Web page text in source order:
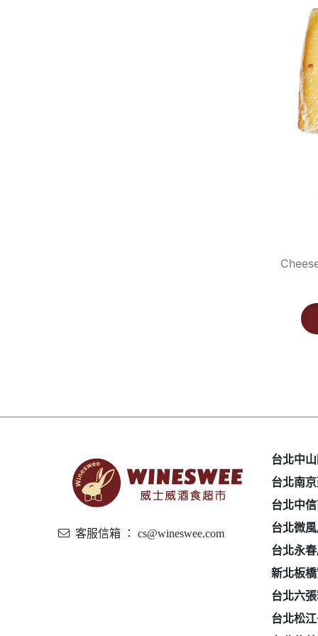
客服信箱 ： cs@wineswee.com
台北中
台北南
台北中
台北微
台北永
新北板
台北六
台北松